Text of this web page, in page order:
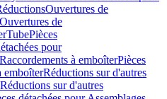
Ouvertures de
de
Pièces
pour
Raccordements à emboîterPièces
emboîterRéductions sur d'autres
sur d'autres